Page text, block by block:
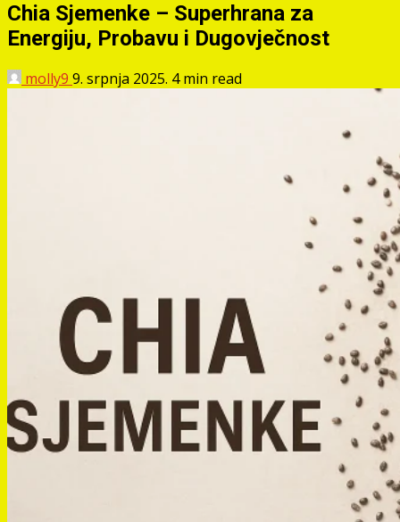
Chia Sjemenke – Superhrana za
Energiju, Probavu i Dugovječnost
molly9 9. srpnja 2025. 4 min read